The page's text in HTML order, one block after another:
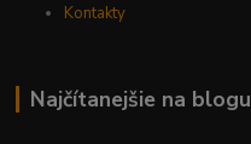
Kontakty
Najčítanejšie na blogu